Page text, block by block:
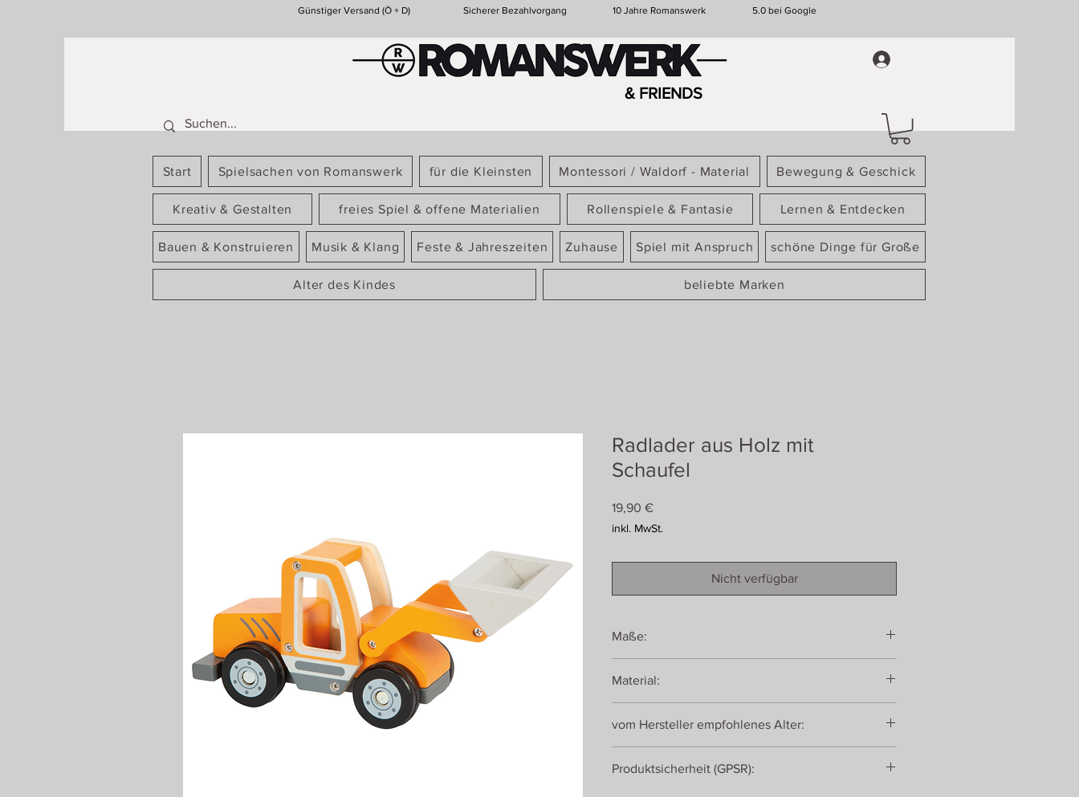
Günstiger Versand (Ö + D) Sicherer Bezahlvorgang 10 Jahre Romanswerk 5.0 bei Google
& FRIENDS
Start Spielsachen von Romanswerk für die Kleinsten Montessori / Waldorf - Material Bewegung & Geschick
Kreativ & Gestalten freies Spiel & offene Materialien Rollenspiele & Fantasie Lernen & Entdecken
Bauen & Konstruieren Musik & Klang Feste & Jahreszeiten Zuhause Spiel mit Anspruch schöne Dinge für Große
Alter des Kindes beliebte Marken
Radlader aus Holz mit
Schaufel
19,90 €Preis
inkl. MwSt.
Nicht verfügbar
Maße:
Material:
vom Hersteller empfohlenes Alter:
Produktsicherheit (GPSR):